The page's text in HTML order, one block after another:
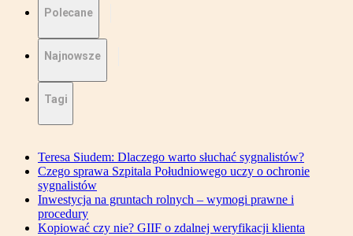
Polecane
Najnowsze
Tagi
Teresa Siudem: Dlaczego warto słuchać sygnalistów?
Czego sprawa Szpitala Południowego uczy o ochronie
sygnalistów
Inwestycja na gruntach rolnych – wymogi prawne i
procedury
Kopiować czy nie? GIIF o zdalnej weryfikacji klienta